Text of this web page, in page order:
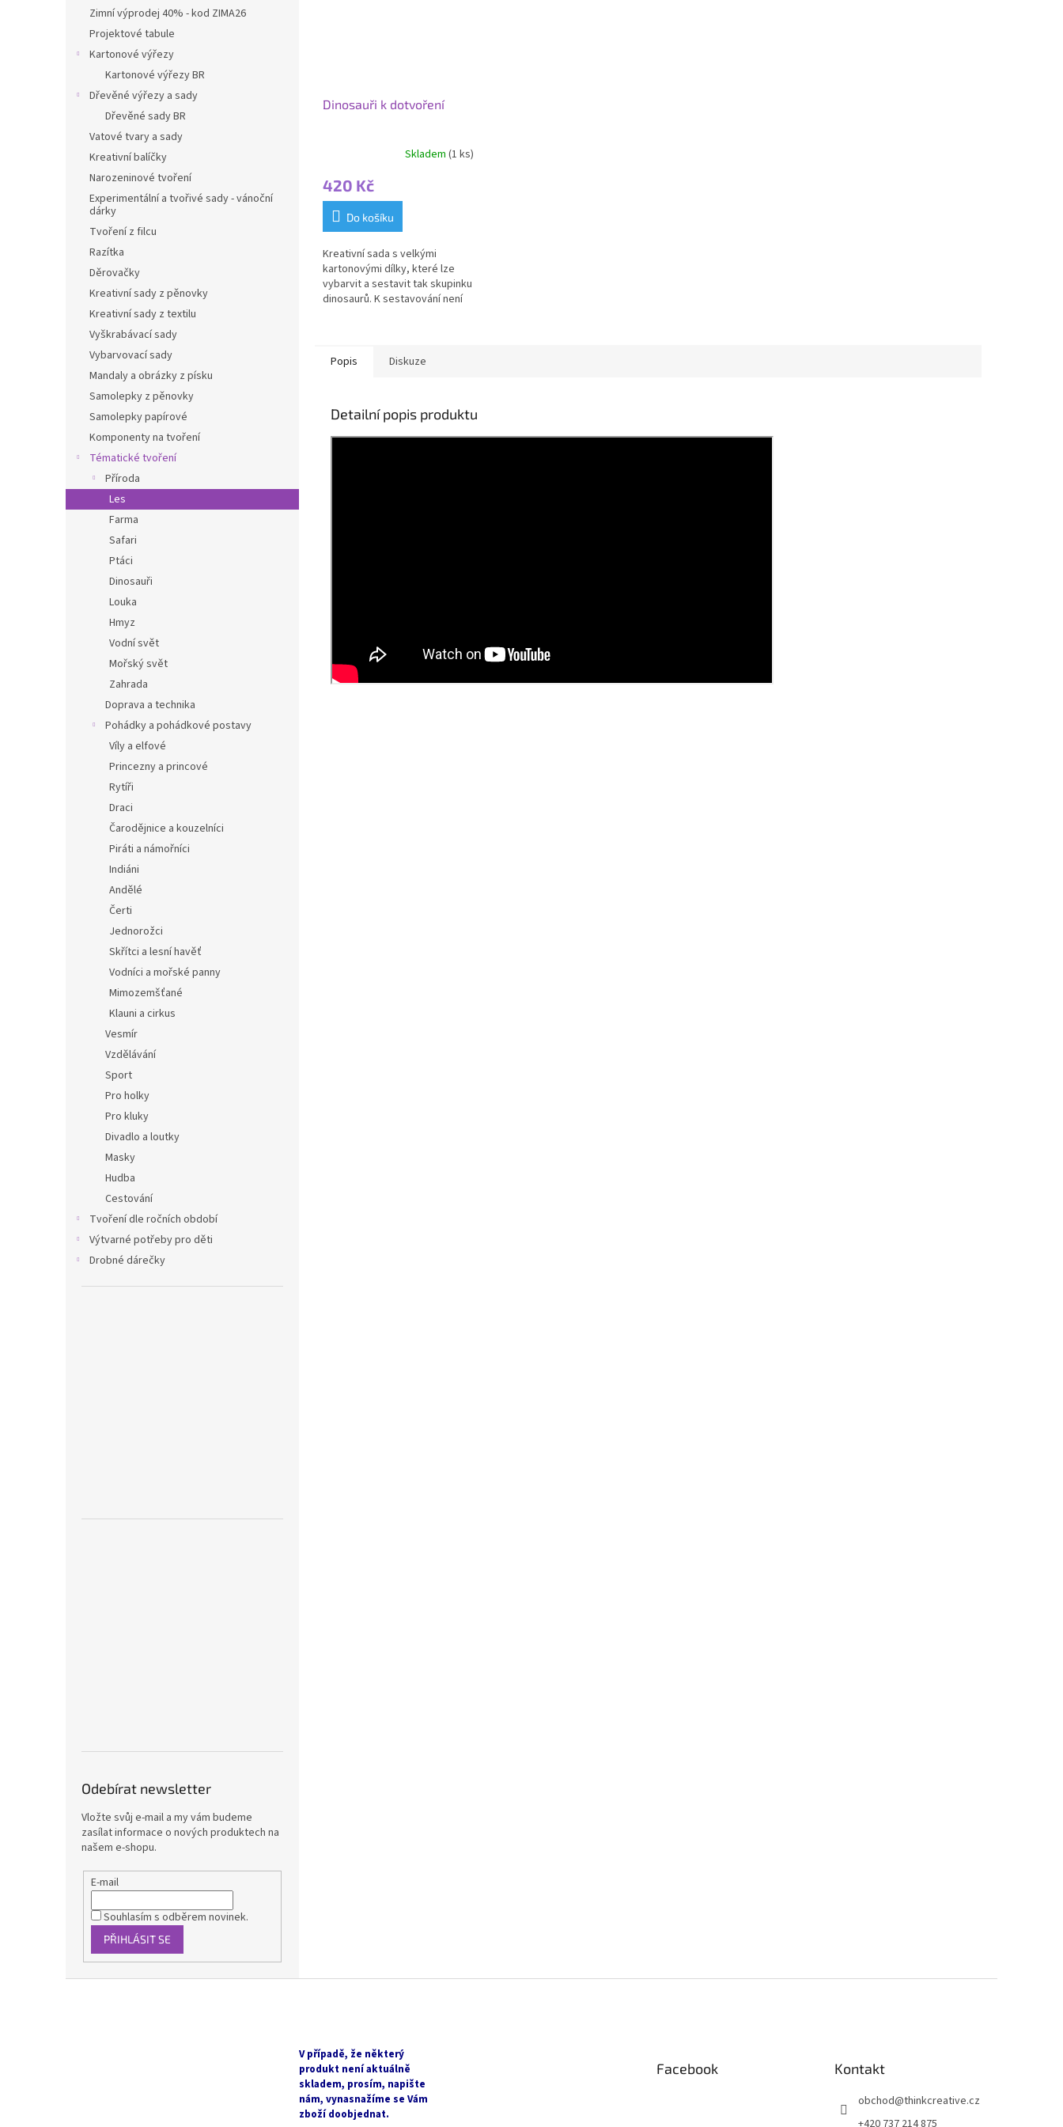
Zimní výprodej 40% - kod ZIMA26
Projektové tabule
Kartonové výřezy
Kartonové výřezy BR
Dřevěné výřezy a sady
Dřevěné sady BR
Vatové tvary a sady
Kreativní balíčky
Narozeninové tvoření
Experimentální a tvořivé sady - vánoční
dárky
Tvoření z filcu
Razítka
Děrovačky
Kreativní sady z pěnovky
Kreativní sady z textilu
Vyškrabávací sady
Vybarvovací sady
Mandaly a obrázky z písku
Samolepky z pěnovky
Samolepky papírové
Komponenty na tvoření
Tématické tvoření
Příroda
Les
Farma
Safari
Ptáci
Dinosauři
Louka
Hmyz
Vodní svět
Mořský svět
Zahrada
Doprava a technika
Pohádky a pohádkové postavy
Víly a elfové
Princezny a princové
Rytíři
Draci
Čarodějnice a kouzelníci
Piráti a námořníci
Indiáni
Andělé
Čerti
Jednorožci
Skřítci a lesní havěť
Vodníci a mořské panny
Mimozemšťané
Klauni a cirkus
Vesmír
Vzdělávání
Sport
Pro holky
Pro kluky
Divadlo a loutky
Masky
Hudba
Cestování
Tvoření dle ročních období
Výtvarné potřeby pro děti
Drobné dárečky
Odebírat newsletter
Vložte svůj e-mail a my vám budeme
zasílat informace o nových produktech na
našem e-shopu.
E-mail
Souhlasím s odběrem novinek.
PŘIHLÁSIT SE
Dinosauři k dotvoření
Skladem (1 ks)
420 Kč
Do košíku
Kreativní sada s velkými
kartonovými dílky, které lze
vybarvit a sestavit tak skupinku
dinosaurů. K sestavování není
Popis Diskuze
Detailní popis produktu
V případě, že některý
produkt není aktuálně
skladem, prosím, napište
nám, vynasnažíme se Vám
zboží doobjednat.
Facebook Kontakt
obchod@thinkcreative.cz